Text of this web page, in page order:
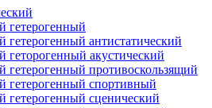
гетерогенный
гетерогенный антистатический
геторогенный акустический
гетерогенный противоскользящий
гетерогенный спортивный
гетерогенный сценический